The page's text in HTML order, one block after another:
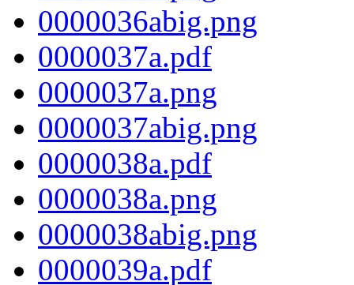
0000036abig.png
0000037a.pdf
0000037a.png
0000037abig.png
0000038a.pdf
0000038a.png
0000038abig.png
0000039a.pdf